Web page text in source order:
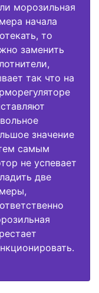
морозильная
начала
то
заменить
так что на
значение
самым
не успевает
две